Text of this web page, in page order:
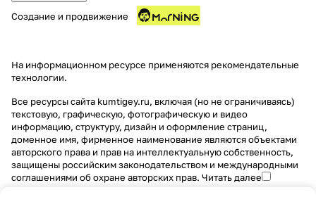
Создание и продвижение
На информационном ресурсе применяются рекомендательные
технологии.
Все ресурсы сайта kumtigey.ru, включая (но не ограничиваясь)
текстовую, графическую, фотографическую и видео
информацию, структуру, дизайн и оформление страниц,
доменное имя, фирменное наименование являются объектами
авторского права и прав на интеллектуальную собственность,
защищены российским законодательством и международными
соглашениями об охране авторских прав. Читать далее